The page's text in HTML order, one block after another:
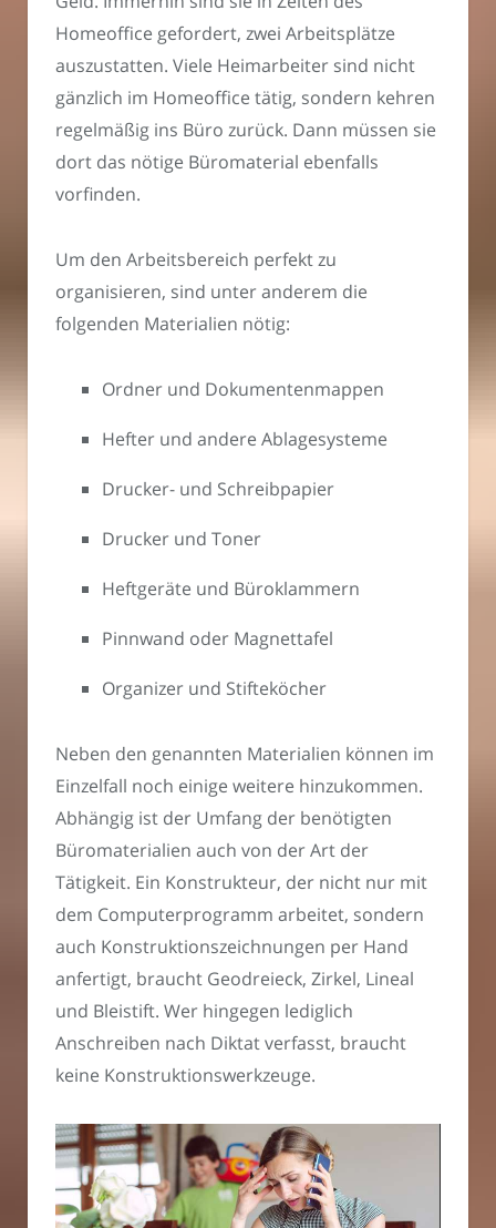
Homeoffice gefordert, zwei Arbeitsplätze
auszustatten. Viele Heimarbeiter sind nicht
gänzlich im Homeoffice tätig, sondern kehren
regelmäßig ins Büro zurück. Dann müssen sie
dort das nötige Büromaterial ebenfalls
vorfinden.
Um den Arbeitsbereich perfekt zu
organisieren, sind unter anderem die
folgenden Materialien nötig:
Ordner und Dokumentenmappen
Hefter und andere Ablagesysteme
Drucker- und Schreibpapier
Drucker und Toner
Heftgeräte und Büroklammern
Pinnwand oder Magnettafel
Organizer und Stifteköcher
Neben den genannten Materialien können im
Einzelfall noch einige weitere hinzukommen.
Abhängig ist der Umfang der benötigten
Büromaterialien auch von der Art der
Tätigkeit. Ein Konstrukteur, der nicht nur mit
dem Computerprogramm arbeitet, sondern
auch Konstruktionszeichnungen per Hand
anfertigt, braucht Geodreieck, Zirkel, Lineal
und Bleistift. Wer hingegen lediglich
Anschreiben nach Diktat verfasst, braucht
keine Konstruktionswerkzeuge.